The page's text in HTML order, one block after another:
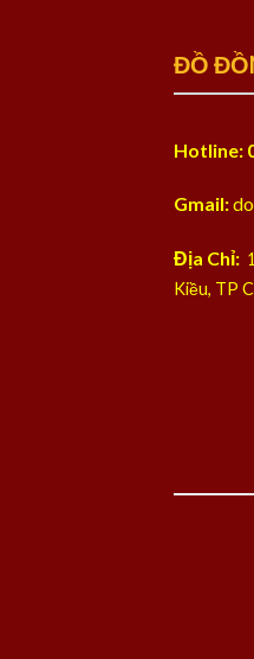
ĐỒ
Hotline:
Gmail:
Địa Chỉ:
Kiều, TP